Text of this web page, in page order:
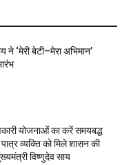
ने ‘मेरी बेटी–मेरा अभिमान’
योजनाओं का करें समयबद्ध
व्यक्ति को मिले शासन की
विष्णुदेव साय